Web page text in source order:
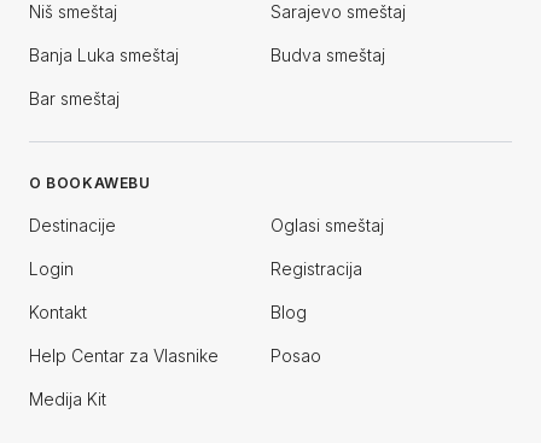
Niš smeštaj Sarajevo smeštaj
Banja Luka smeštaj Budva smeštaj
Bar smeštaj
O BOOKAWEBU
Destinacije Oglasi smeštaj
Login Registracija
Kontakt Blog
Help Centar za Vlasnike Posao
Medija Kit